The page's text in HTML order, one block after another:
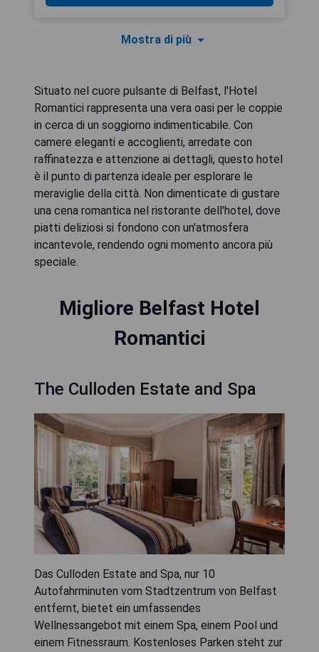
Mostra di più
Situato nel cuore pulsante di Belfast, l'Hotel
Romantici rappresenta una vera oasi per le coppie
in cerca di un soggiorno indimenticabile. Con
camere eleganti e accoglienti, arredate con
raffinatezza e attenzione ai dettagli, questo hotel
è il punto di partenza ideale per esplorare le
meraviglie della città. Non dimenticate di gustare
una cena romantica nel ristorante dell'hotel, dove
piatti deliziosi si fondono con un'atmosfera
incantevole, rendendo ogni momento ancora più
speciale.
Migliore Belfast Hotel
Romantici
The Culloden Estate and Spa
Das Culloden Estate and Spa, nur 10
Autofahrminuten vom Stadtzentrum von Belfast
entfernt, bietet ein umfassendes
Wellnessangebot mit einem Spa, einem Pool und
einem Fitnessraum. Kostenloses Parken steht zur